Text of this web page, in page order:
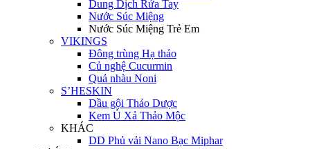
Dung Dịch Rửa Tay
Nước Súc Miệng
Nước Súc Miệng Trẻ Em
VIKINGS
Đông trùng Hạ thảo
Củ nghệ Cucurmin
Quả nhàu Noni
S’HESKIN
Dầu gội Thảo Dược
Kem Ủ Xả Thảo Mộc
KHÁC
DD Phủ vải Nano Bạc Miphar